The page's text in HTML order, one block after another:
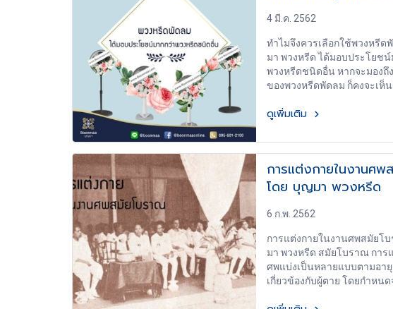
เป็นการขูด ลบ ตก เติม แก้ไขเ
ลง ลายมือชื่อหรือเซ็นกำกับไว้
ตรงไหน ก็ไม่สมบูรณ์เฉพาะที่
เปลี่ยนแปลงตรงนั้น ไม่เสียไ
4 มี.ค. 2562
ทำไมจึงควรเลือกใช้พวงหรีด
มา พวงหรีด ได้มอบประโยชน์
พวงหรีดชนิดอื่น หากจะมองถึ
ของพวงหรีดพัดลม ก็คงจะเห็
ชนิดอื่น ๆ เพราะพวงหรีดพัด
ประดับ และแสดงความเคาร
พิธีศพเพียงชั่วระยะเวลาที่มีง
หลังจากที่หมดจากพิธีศพ พวง
มาใช้ประโยชน์เป็นพัดลม เป็น
ไฟฟ้าที่ไม่ว่าใครก็สามารถนำ
แค่แกะเอาดอกไม้ประดิษฐ์แล
เท่านั้นก็นำไปใช้ประโยชน์ให้
สบายต่อได้ หลัง งานแล้วทาง
ญาติจะนำไปใช้อย่างไรก็ได้ต
ดูเพิ่มเติม
การแต่งกายในงานศพ
โดย บุญมา พวงหรีด
6 ก.พ. 2562
การแต่งกายในงานศพสมัยโ
มา พวงหรีด สมัยโบราณ การ
ศพแบ่งเป็นหลายแบบตามอา
เกี่ยวข้องกับผู้ตาย โดยกำหน